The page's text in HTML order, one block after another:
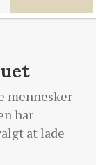
mennesker
har
at lade